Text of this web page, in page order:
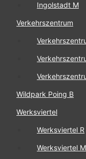
Ingolstadt M
Verkehrszentrum
Wildpark Poing B
Werksviertel
Werksviertel R
Werksviertel M